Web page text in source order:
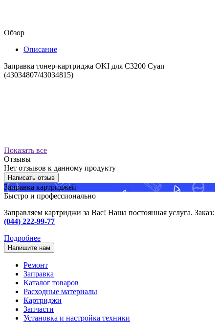
Обзор
Описание
Заправка тонер-картриджа OKI для C3200 Cyan
(43034807/43034815)
Показать все
Отзывы
Нет отзывов к данному продукту
Написать отзыв
Заправка картриджей
Быстро и профессионально
Заправляем картриджи за Вас! Наша постоянная услуга. Заказ:
(044) 222-99-77
Подробнее
Напишите нам
Ремонт
Заправка
Каталог товаров
Расходные материалы
Картриджи
Запчасти
Установка и настройка техники